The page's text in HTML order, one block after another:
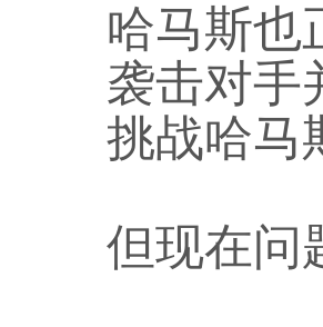
哈马斯也
袭击对手
挑战哈马
但现在问